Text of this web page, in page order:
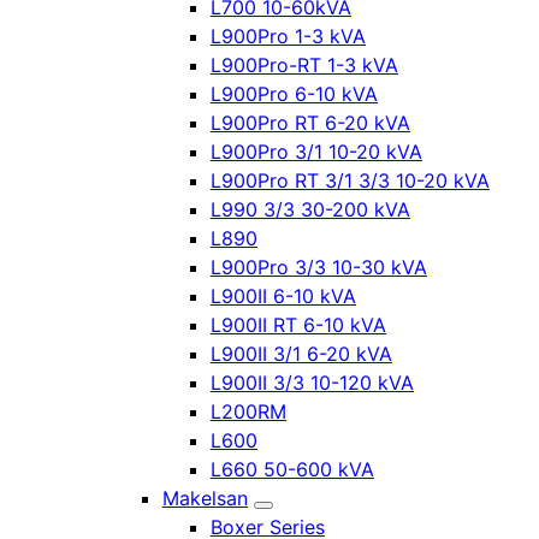
L700 10-60kVA
L900Pro 1-3 kVA
L900Pro-RT 1-3 kVA
L900Pro 6-10 kVA
L900Pro RT 6-20 kVA
L900Pro 3/1 10-20 kVA
L900Pro RT 3/1 3/3 10-20 kVA
L990 3/3 30-200 kVA
L890
L900Pro 3/3 10-30 kVA
L900II 6-10 kVA
L900II RT 6-10 kVA
L900II 3/1 6-20 kVA
L900II 3/3 10-120 kVA
L200RM
L600
L660 50-600 kVA
Makelsan
Boxer Series